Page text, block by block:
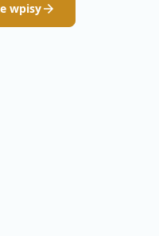
wpisy